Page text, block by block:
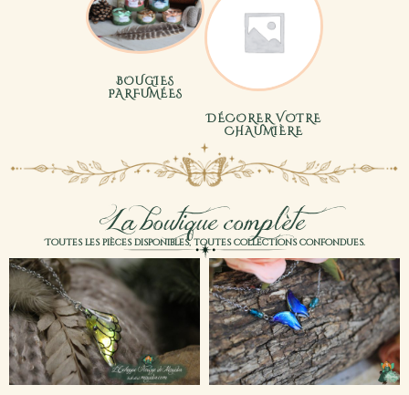
BOUGIES
PARFUMÉES
DÉCORER VOTRE
CHAUMIÈRE
La boutique complète
Toutes les pièces disponibles, toutes collections confondues.